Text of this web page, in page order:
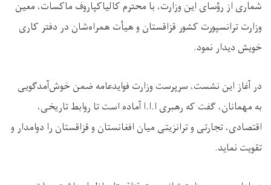
شماری از رؤسای این وزارت، با محترم کالیاکپاروف ماکسات، معین
وزارت ترانسپورت کشور قزاقستان و هیأت همراه‌شان در دفتر کاری
خويش دیدار نمود.
در آغاز این نشست، سرپرست وزارت فوایدعامه ضمن خوش‌آمدگویی
به مهمانان، گفت که رهبری ا.ا.ا آماده است تا روابط تاریخی،
اقتصادی، تجارتی و ترانزیتی میان افغانستان و قزاقستان را دوامدار و
تقویت نماید.